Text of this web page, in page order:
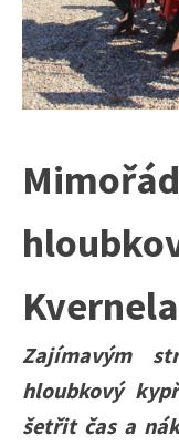
Zajímavým
hloubkový
šetřit čas a